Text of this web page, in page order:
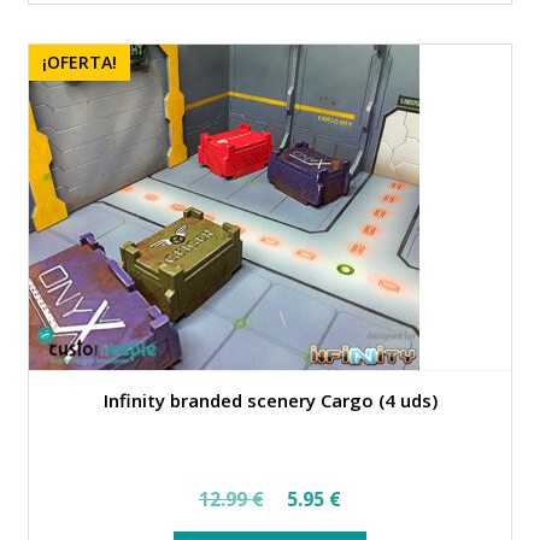
18.99 €.14.95 €.
Infinity branded scenery Cargo (4 uds)
¡OFERTA!
12.99€
El
precio
5.95 €El
precio